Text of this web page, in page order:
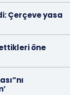
Çerçeve yasa
öne